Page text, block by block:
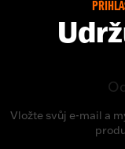
Vložte svůj e-mail a